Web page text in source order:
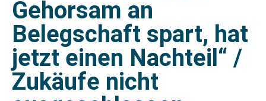
Gehorsam an
Belegschaft spart, hat
jetzt einen Nachteil“ /
Zukäufe nicht